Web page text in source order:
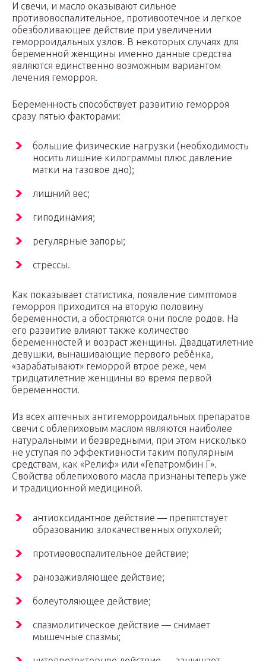
И свечи, и масло оказывают сильное
противовоспалительное, противоотечное и легкое
обезболивающее действие при увеличении
геморроидальных узлов. В некоторых случаях для
беременной женщины именно данные средства
являются единственно возможным вариантом
лечения геморроя.
Беременность способствует развитию геморроя
сразу пятью факторами:
большие физические нагрузки (необходимость
носить лишние килограммы плюс давление
матки на тазовое дно);
лишний вес;
гиподинамия;
регулярные запоры;
стрессы.
Как показывает статистика, появление симптомов
геморроя приходится на вторую половину
беременности, а обостряются они после родов. На
его развитие влияют также количество
беременностей и возраст женщины. Двадцатилетние
девушки, вынашивающие первого ребёнка,
«зарабатывают» геморрой втрое реже, чем
тридцатилетние женщины во время первой
беременности.
Из всех аптечных антигеморроидальных препаратов
свечи с облепиховым маслом являются наиболее
натуральными и безвредными, при этом нисколько
не уступая по эффективности таким популярным
средствам, как «Релиф» или «Гепатромбин Г».
Свойства облепихового масла признаны теперь уже
и традиционной медициной.
антиоксидантное действие — препятствует
образованию злокачественных опухолей;
противовоспалительное действие;
ранозаживляющее действие;
болеутоляющее действие;
спазмолитическое действие — снимает
мышечные спазмы;